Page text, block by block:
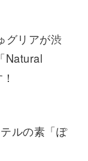
グリアが渋
Natural
ルの素「ぽ